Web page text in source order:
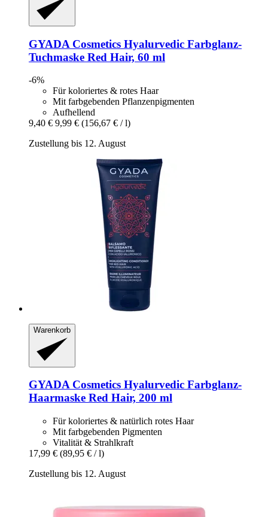
GYADA Cosmetics Hyalurvedic Farbglanz-​
Tuchmaske Red Hair, 60 ml
-6%
Für koloriertes & rotes Haar
Mit farbgebenden Pflanzenpigmenten
Aufhellend
9,40 € 9,99 € (156,67 € / l)
Zustellung bis 12. August
Warenkorb
GYADA Cosmetics Hyalurvedic Farbglanz-​
Haarmaske Red Hair, 200 ml
Für koloriertes & natürlich rotes Haar
Mit farbgebenden Pigmenten
Vitalität & Strahlkraft
17,99 € (89,95 € / l)
Zustellung bis 12. August